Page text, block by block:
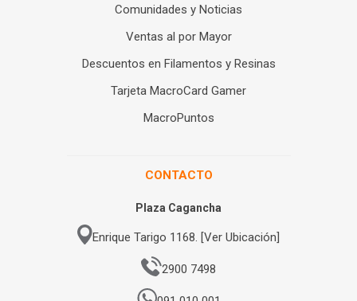
Comunidades y Noticias
Ventas al por Mayor
Descuentos en Filamentos y Resinas
Tarjeta MacroCard Gamer
MacroPuntos
CONTACTO
Plaza Cagancha
Enrique Tarigo 1168. [Ver Ubicación]
2900 7498